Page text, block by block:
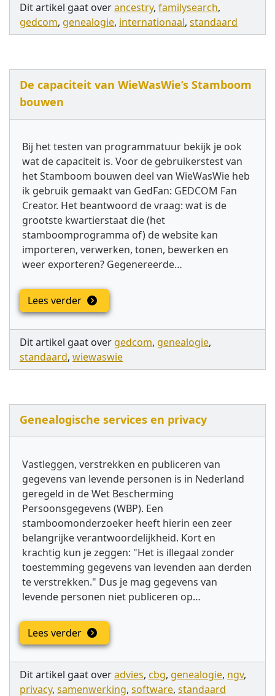
Dit artikel gaat overancestry, familysearch,
gedcom, genealogie, internationaal, standaard
De capaciteit van WieWasWie’s Stamboom
bouwen
Bij het testen van programmatuur bekijk je ook
wat de capaciteit is. Voor de gebruikerstest van
het Stamboom bouwen deel van WieWasWie heb
ik gebruik gemaakt van GedFan: GEDCOM Fan
Creator. Het beantwoord de vraag: wat is de
grootste kwartierstaat die (het
stamboomprogramma of) de website kan
importeren, verwerken, tonen, bewerken en
weer exporteren? Gegenereerde…
Lees verder
Dit artikel gaat over gedcom, genealogie,
standaard, wiewaswie
Genealogische services en privacy
Vastleggen, verstrekken en publiceren van
gegevens van levende personen is in Nederland
geregeld in de Wet Bescherming
Persoonsgegevens (WBP). Een
stamboomonderzoeker heeft hierin een zeer
belangrijke verantwoordelijkheid. Kort en
krachtig kun je zeggen: "Het is illegaal zonder
toestemming gegevens van levenden aan derden
te verstrekken." Dus je mag gegevens van
levende personen niet publiceren op…
Lees verder
Dit artikel gaat overadvies, cbg, genealogie, ngv,
privacy, samenwerking, software, standaard